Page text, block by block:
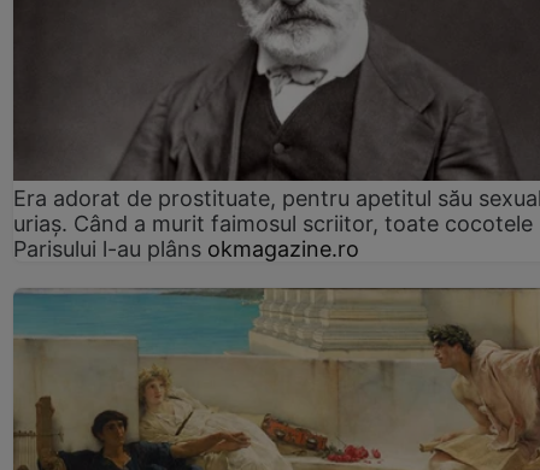
Era adorat de prostituate, pentru apetitul său
uriaș. Când a murit faimosul scriitor, toate cocotele
Parisului l-au plâns okmagazine.ro